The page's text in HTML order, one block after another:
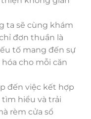
ta sẽ cùng khám
đơn thuần là
tố mang đến sự
cho mỗi căn
đến việc kết hợp
tìm hiểu và trải
rèm cửa sổ